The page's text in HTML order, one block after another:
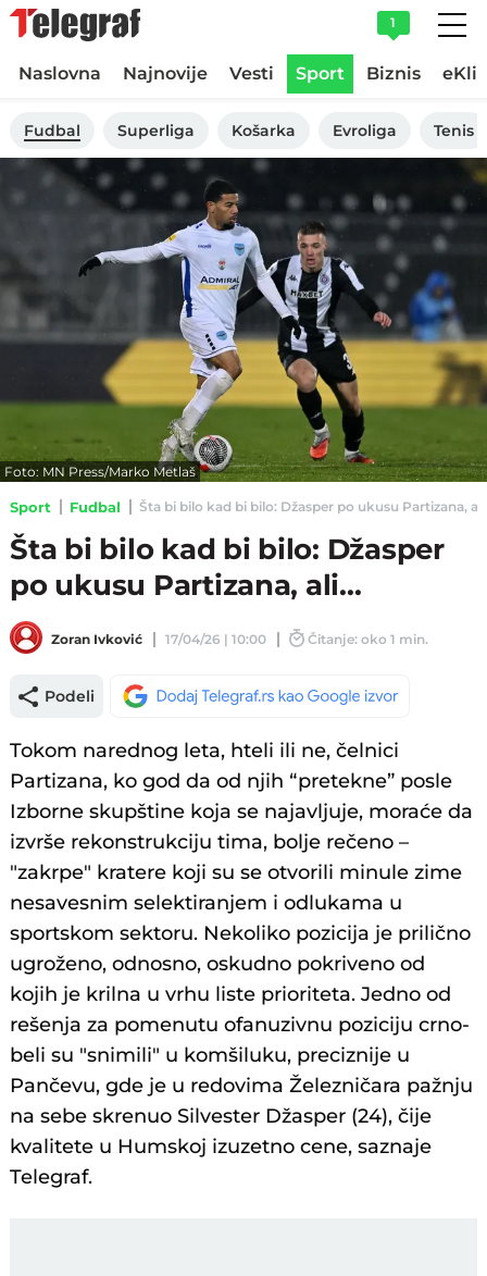
1
Naslovna Najnovije Vesti Sport Biznis
Fudbal Superliga Košarka Evroliga Tenis
Foto: MN Press/Marko Metlaš
Sport Fudbal Šta bi bilo kad bi bilo: Džasper po ukusu Partizana,
Šta bi bilo kad bi bilo: Džasper
po ukusu Partizana, ali...
Zoran Ivković 17/04/26 | 10:00 Čitanje: oko 1 min.
Podeli
Tokom narednog leta, hteli ili ne, čelnici
Partizana, ko god da od njih “pretekne” posle
Izborne skupštine koja se najavljuje, moraće da
izvrše rekonstrukciju tima, bolje rečeno –
"zakrpe" kratere koji su se otvorili minule zime
nesavesnim selektiranjem i odlukama u
sportskom sektoru. Nekoliko pozicija je prilično
ugroženo, odnosno, oskudno pokriveno od
kojih je krilna u vrhu liste prioriteta. Jedno od
rešenja za pomenutu ofanuzivnu poziciju crno-
beli su "snimili" u komšiluku, preciznije u
Pančevu, gde je u redovima Železničara pažnju
na sebe skrenuo Silvester Džasper (24), čije
kvalitete u Humskoj izuzetno cene, saznaje
Telegraf.